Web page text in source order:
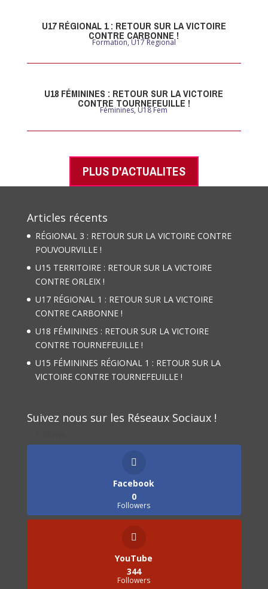
U17 RÉGIONAL 1 : RETOUR SUR LA VICTOIRE
CONTRE CARBONNE !
Formation,U17 Regional
U18 FÉMININES : RETOUR SUR LA VICTOIRE
CONTRE TOURNEFEUILLE !
Féminines,U18 Fem
PLUS D'ACTUALITES
Articles récents
RÉGIONAL 3 : RETOUR SUR LA VICTOIRE CONTRE
POUVOURVILLE !
U15 TERRITOIRE : RETOUR SUR LA VICTOIRE
CONTRE ORLEIX !
U17 RÉGIONAL 1 : RETOUR SUR LA VICTOIRE
CONTRE CARBONNE !
U18 FÉMININES : RETOUR SUR LA VICTOIRE
CONTRE TOURNEFEUILLE !
U15 FÉMININES RÉGIONAL 1 : RETOUR SUR LA
VICTOIRE CONTRE TOURNEFEUILLE !
Suivez nous sur les Réseaux Sociaux !
Facebook
0
Followers
YouTube
344
Followers